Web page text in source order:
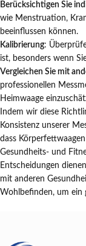
Berücksichtigen Sie
wie Menstruation,
beeinflussen können.
Kalibrierung:
ist, besonders wenn
Vergleichen Sie mit
professionellen
Heimwaage
Indem wir diese
Konsistenz unserer
dass
Gesundheits- und
Entscheidungen
mit anderen
Wohlbefinden, um ein